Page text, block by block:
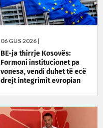
06 GUS 2026 |
BE-ja thirrje Kosovës:
Formoni institucionet pa
vonesa, vendi duhet të ecë
drejt integrimit evropian